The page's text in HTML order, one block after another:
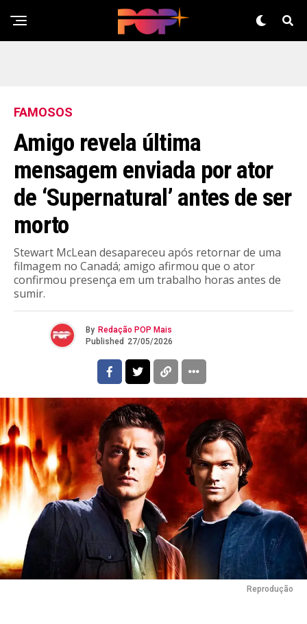
FAMOSOS
Amigo revela última
mensagem enviada por ator
de ‘Supernatural’ antes de ser
morto
Stewart McLean desapareceu após retornar de uma
filmagem no Canadá; amigo afirmou que o ator
confirmou presença em um trabalho horas antes de
sumir.
By Redação POP Mais
Published 27/05/2026
Reprodução